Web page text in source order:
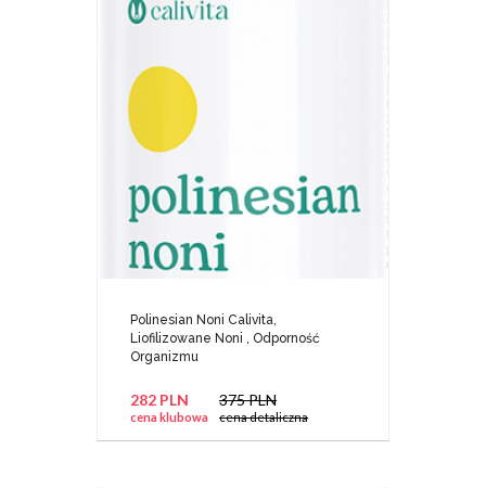
Polinesian Noni Calivita,
Liofilizowane Noni , Odporność
Organizmu
282 PLN
cena klubowa
375 PLN
cena detaliczna